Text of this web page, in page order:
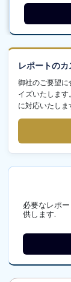
レポートの
御社のご要望に
イズいたしま
に対応いたしま
必要なレポ
供します.